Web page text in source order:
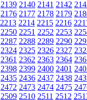
2139 2140 2141 2142
2176 2177 2178 2179
2213 2214 2215 2216
2250 2251 2252 2253
2287 2288 2289 2290
2324 2325 2326 2327
2361 2362 2363 2364
2398 2399 2400 2401
2435 2436 2437 2438
2472 2473 2474 2475
2509 2510 2511 2512